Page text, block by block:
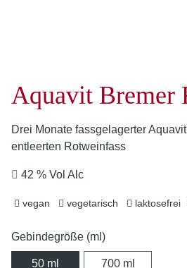
Aquavit Bremer
Drei Monate fassgelagerter
entleerten Rotweinfass
42 % Vol Alc
vegan vegetarisch laktosefrei
Gebindegröße (ml)
50 ml 700 ml700 ml